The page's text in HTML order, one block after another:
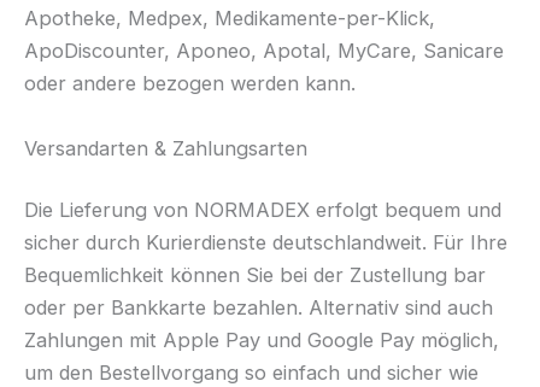
Apotheke, Medpex, Medikamente-per-Klick,
ApoDiscounter, Aponeo, Apotal, MyCare, Sanicare
oder andere bezogen werden kann.
Versandarten & Zahlungsarten
Die Lieferung von NORMADEX erfolgt bequem und
sicher durch Kurierdienste deutschlandweit. Für Ihre
Bequemlichkeit können Sie bei der Zustellung bar
oder per Bankkarte bezahlen. Alternativ sind auch
Zahlungen mit Apple Pay und Google Pay möglich,
um den Bestellvorgang so einfach und sicher wie